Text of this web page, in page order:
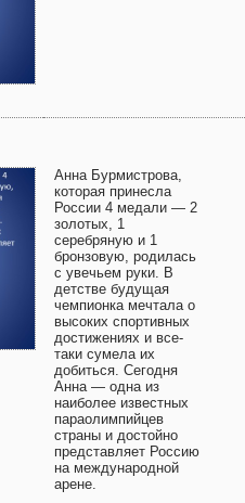
Анна Бурмистрова,
которая принесла
России 4 медали — 2
золотых, 1
серебряную и 1
бронзовую, родилась
с увечьем руки. В
детстве будущая
чемпионка мечтала о
высоких спортивных
достижениях и все-
таки сумела их
добиться. Сегодня
Анна — одна из
наиболее известных
параолимпийцев
страны и достойно
представляет Россию
на международной
арене.